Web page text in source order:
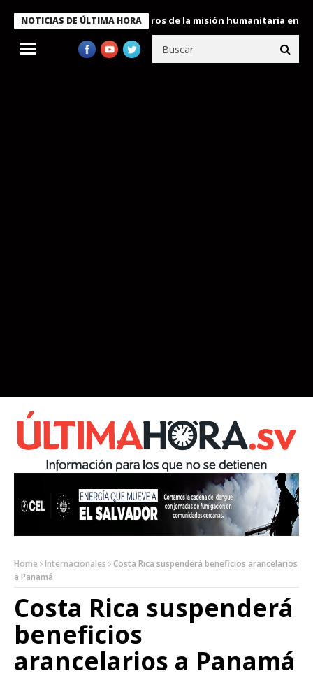
NOTICIAS DE ÚLTIMA HORA
Bukele condecora a miembros de la misión humanitaria enviada
Home Internacionales
Costa Rica suspenderá beneficios arancelarios
a Panamá
Costa Rica suspenderá
beneficios
arancelarios a Panamá